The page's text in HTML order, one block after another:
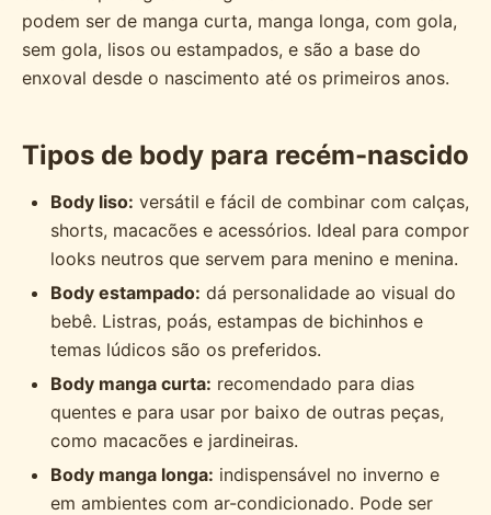
podem ser de manga curta, manga longa, com gola,
sem gola, lisos ou estampados, e são a base do
enxoval desde o nascimento até os primeiros anos.
Tipos de body para recém-nascido
Body liso: versátil e fácil de combinar com calças,
shorts, macacões e acessórios. Ideal para compor
looks neutros que servem para menino e menina.
Body estampado: dá personalidade ao visual do
bebê. Listras, poás, estampas de bichinhos e
temas lúdicos são os preferidos.
Body manga curta: recomendado para dias
quentes e para usar por baixo de outras peças,
como macacões e jardineiras.
Body manga longa: indispensável no inverno e
em ambientes com ar-condicionado. Pode ser